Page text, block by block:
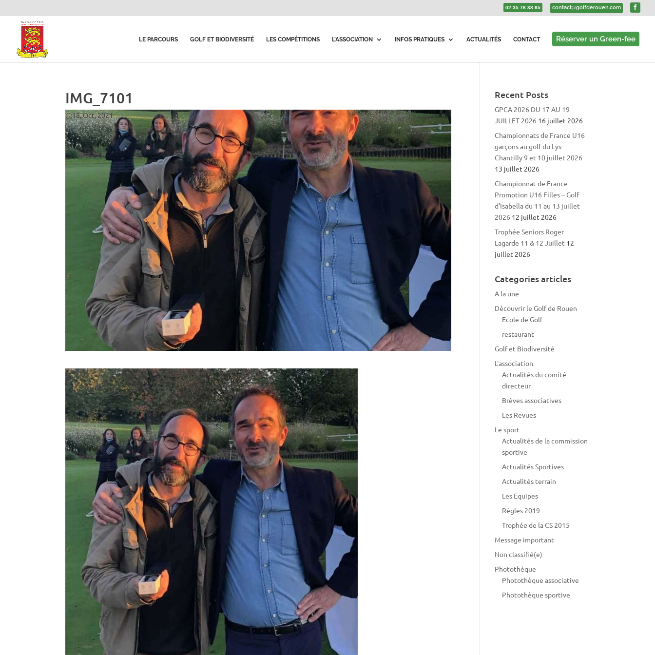
02 35 76 38 65 contact@golfderouen.com
LE PARCOURS GOLF ET BIODIVERSITÉ LES COMPÉTITIONS L’ASSOCIATION INFOS PRATIQUES ACTUALITÉS CONTACT Réserver un Green-fee
IMG_7101
18, Oct, 2021
Recent Posts
GPCA 2026 DU 17 AU 19
JUILLET 2026 16 juillet 2026
Championnats de France U16
garçons au golf du Lys-
Chantilly 9 et 10 juillet 2026
13 juillet 2026
Championnat de France
Promotion U16 Filles – Golf
d’Isabella du 11 au 13 juillet
2026 12 juillet 2026
Trophée Seniors Roger
Lagarde 11 & 12 Juillet 12
juillet 2026
Categories articles
A la une
Découvrir le Golf de Rouen
Ecole de Golf
restaurant
Golf et Biodiversité
L'association
Actualités du comité
directeur
Brèves associatives
Les Revues
Le sport
Actualités de la commission
sportive
Actualités Sportives
Actualités terrain
Les Equipes
Règles 2019
Trophée de la CS 2015
Message important
Non classifié(e)
Photothèque
Photothèque associative
Photothèque sportive